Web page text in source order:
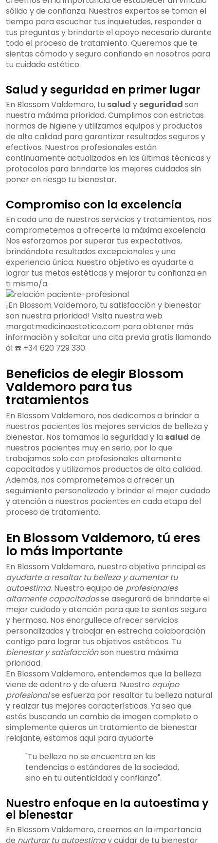
sólido y de confianza. Nuestros expertos se toman el
tiempo para escuchar tus inquietudes, responder a
tus preguntas y brindarte el apoyo necesario durante
todo el proceso de tratamiento. Queremos que te
sientas cómodo y seguro confiando en nosotros para
tu cuidado estético.
Salud y seguridad en primer lugar
En Blossom Valdemoro, tu salud y seguridad son
nuestra máxima prioridad. Cumplimos con estrictas
normas de higiene y utilizamos equipos y productos
de alta calidad para garantizar resultados seguros y
efectivos. Nuestros profesionales están
continuamente actualizados en las últimas técnicas y
protocolos para brindarte los mejores cuidados sin
poner en riesgo tu bienestar.
Compromiso con la excelencia
En cada uno de nuestros servicios y tratamientos, nos
comprometemos a ofrecerte la máxima excelencia.
Nos esforzamos por superar tus expectativas,
brindándote resultados excepcionales y una
experiencia única. Nuestro objetivo es ayudarte a
lograr tus metas estéticas y mejorar tu confianza en
ti mismo/a.
¡En Blossom Valdemoro, tu satisfacción y bienestar
son nuestra prioridad! Visita nuestra web
margotmedicinaestetica.com para obtener más
información y solicitar una cita previa gratis llamando
al ☎️ +34 620 729 330.
Beneficios de elegir Blossom
Valdemoro para tus
tratamientos
En Blossom Valdemoro, nos dedicamos a brindar a
nuestros pacientes los mejores servicios de belleza y
bienestar. Nos tomamos la seguridad y la salud de
nuestros pacientes muy en serio, por lo que
trabajamos solo con profesionales altamente
capacitados y utilizamos productos de alta calidad.
Además, nos comprometemos a ofrecer un
seguimiento personalizado y brindar el mejor cuidado
y atención a nuestros pacientes en cada etapa del
proceso de tratamiento.
En Blossom Valdemoro, tú eres
lo más importante
En Blossom Valdemoro, nuestro objetivo principal es
ayudarte a resaltar tu belleza y aumentar tu
autoestima. Nuestro equipo de profesionales
altamente capacitadosse asegurará de brindarte el
mejor cuidado y atención para que te sientas segura
y hermosa. Nos enorgullece ofrecer servicios
personalizados y trabajar en estrecha colaboración
contigo para lograr tus objetivos estéticos. Tu
bienestar y satisfacciónson nuestra máxima
prioridad.
En Blossom Valdemoro, entendemos que la belleza
viene de adentro y de afuera. Nuestro equipo
profesionalse esfuerza por resaltar tu belleza natural
y realzar tus mejores características. Ya sea que
estés buscando un cambio de imagen completo o
simplemente quieras un tratamiento de bienestar
relajante, estamos aquí para ayudarte.
"Tu belleza no se encuentra en las
tendencias o estándares de la sociedad,
sino en tu autenticidad y confianza".
Nuestro enfoque en la autoestima y
el bienestar
En Blossom Valdemoro, creemos en la importancia
de nurturar tu autoestimay cuidar de tu bienestar